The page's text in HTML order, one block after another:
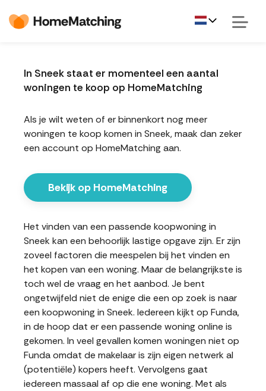
In Sneek staat er momenteel een aantal
woningen te koop op HomeMatching
Als je wilt weten of er binnenkort nog meer
woningen te koop komen in Sneek, maak dan zeker
een account op HomeMatching aan.
Bekijk op HomeMatching
Het vinden van een passende koopwoning in
Sneek kan een behoorlijk lastige opgave zijn. Er zijn
zoveel factoren die meespelen bij het vinden en
het kopen van een woning. Maar de belangrijkste is
toch wel de vraag en het aanbod. Je bent
ongetwijfeld niet de enige die een op zoek is naar
een koopwoning in Sneek. Iedereen kijkt op Funda,
in de hoop dat er een passende woning online is
gekomen. In veel gevallen komen woningen niet op
Funda omdat de makelaar is zijn eigen netwerk al
(potentiële) kopers heeft. Vervolgens gaat
iedereen massaal af op die ene woning. Met als